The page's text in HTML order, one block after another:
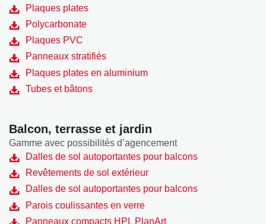
Plaques plates
Polycarbonate
Plaques PVC
Panneaux stratifiés
Plaques plates en aluminium
Tubes et bâtons
Balcon, terrasse et jardin
Gamme avec possibilités d’agencement
Dalles de sol autoportantes pour balcons
Revêtements de sol extérieur
Dalles de sol autoportantes pour balcons
Parois coulissantes en verre
Panneaux compacts HPL PlanArt